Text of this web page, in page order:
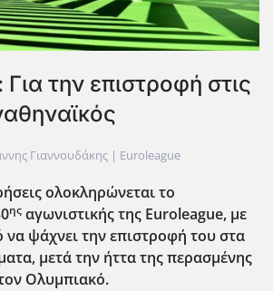
την επιστροφή στις
Γιαννουδάκης | Euroleague
ολοκληρώνεται το
ης αγωνιστικής της Euroleague, με
ψάχνει την επιστροφή του στα
μετά την ήττα της περασμένης
Ολυμπιακό.